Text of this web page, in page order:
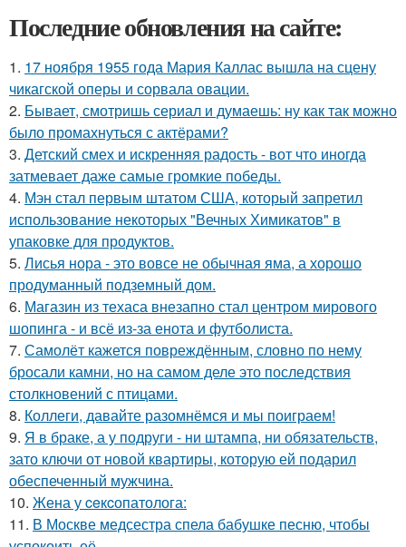
Последние обновления на сайте:
1. 17 ноября 1955 года Мария Каллас вышла на сцену
чикагской оперы и сорвала овации.
2. Бывает, смотришь сериал и думаешь: ну как так можно
было промахнуться с актёрами?
3. Детский смех и искренняя радость - вот что иногда
затмевает даже самые громкие победы.
4. Мэн стал первым штатом США, который запретил
использование некоторых "Вечных Химикатов" в
упаковке для продуктов.
5. Лисья нора - это вовсе не обычная яма, а хорошо
продуманный подземный дом.
6. Магазин из техаса внезапно стал центром мирового
шопинга - и всё из-за енота и футболиста.
7. Самолёт кажется повреждённым, словно по нему
бросали камни, но на самом деле это последствия
столкновений с птицами.
8. Коллеги, давайте разомнёмся и мы поиграем!
9. Я в браке, а у подруги - ни штампа, ни обязательств,
зато ключи от новой квартиры, которую ей подарил
обеспеченный мужчина.
10. Жена у ceкcопатолога:
11. В Москве медсестра спела бабушке песню, чтобы